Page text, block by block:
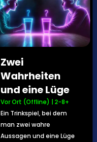
Zwei
Wahrheiten
und eine Lüge
Vor Ort (Offline) | 2-8+
Ein Trinkspiel, bei dem
man zwei wahre
Aussagen und eine Lüge